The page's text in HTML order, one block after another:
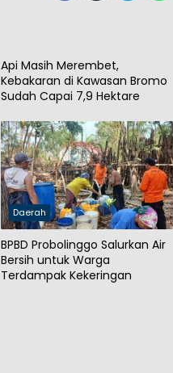
Api Masih Merembet,
Kebakaran di Kawasan Bromo
Sudah Capai 7,9 Hektare
Daerah
BPBD Probolinggo Salurkan Air
Bersih untuk Warga
Terdampak Kekeringan